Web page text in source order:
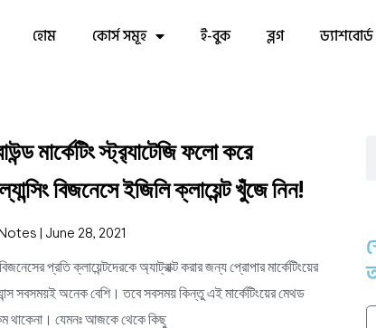
হোম কোর্স সমূহ ই-বুক ব্লগ ড্যাশবোর্ড
মার্কেটিং স্ট্র‍্যাটেজি ফলো করে
বিজনেসে ইজিলি ক্লায়েন্ট খুঁজে নিন!
June 28, 2021
প্রতি ক্লায়েন্টদেরকে অ্যাট্রাক্ট করার জন্য প্রোপার মার্কেটিংয়ের
সবসময়ই অনেক বেশি। তবে সবসময় কিন্তু এই মার্কেটিংয়ের মেথড
থাকেনা। যেমনঃ আজকে থেকে কিছু